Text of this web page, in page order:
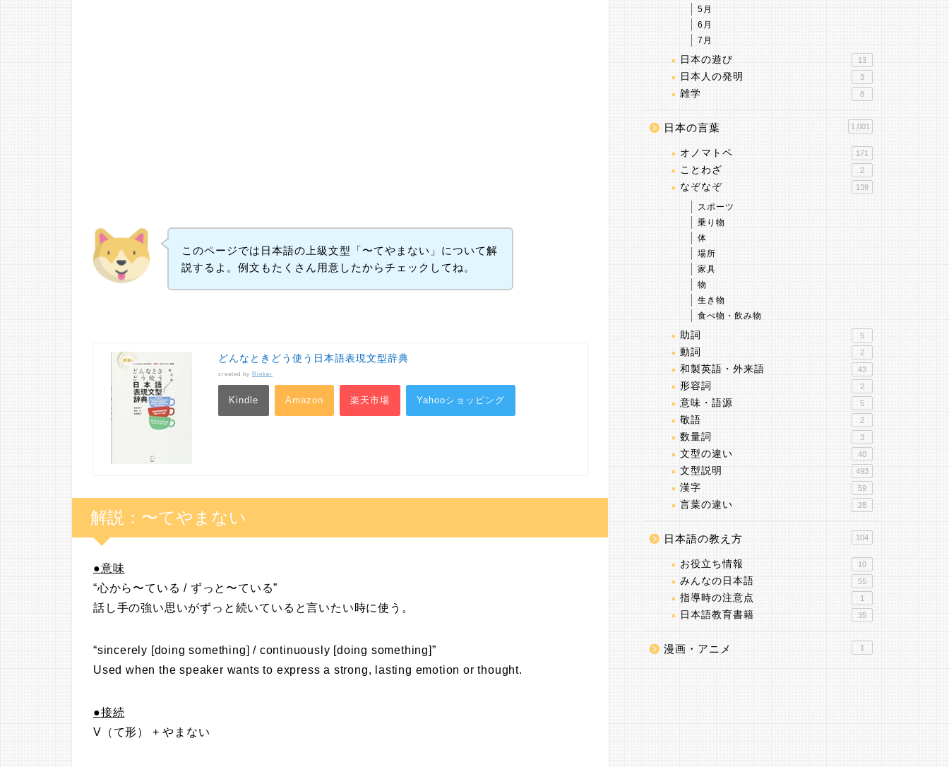
このページでは日本語の上級文型「〜てやまない」について解
説するよ。例文もたくさん用意したからチェックしてね。
どんなときどう使う日本語表現文型辞典
created by Rinker
Kindle Amazon 楽天市場 Yahooショッピング
解説：〜てやまない
●意味
“心から〜ている / ずっと〜ている”
話し手の強い思いがずっと続いていると言いたい時に使う。
“sincerely [doing something] / continuously [doing something]”
Used when the speaker wants to express a strong, lasting emotion or thought.
●接続
V（て形） + やまない
5月
6月
7月
日本の遊び 13
日本人の発明 3
雑学 8
日本の言葉 1,001
オノマトペ 171
ことわざ 2
なぞなぞ 139
スポーツ
乗り物
体
場所
家具
物
生き物
食べ物・飲み物
助詞 5
動詞 2
和製英語・外来語 43
形容詞 2
意味・語源 5
敬語 2
数量詞 3
文型の違い 40
文型説明 493
漢字 59
言葉の違い 28
日本語の教え方 104
お役立ち情報 10
みんなの日本語 55
指導時の注意点 1
日本語教育書籍 35
漫画・アニメ 1